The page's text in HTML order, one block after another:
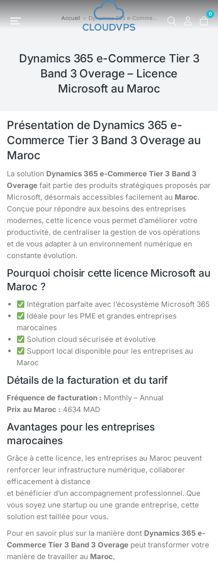
0
Vous êtes ici :Accueil Dynamics 365 e-Comme…
Dynamics 365 e-Commerce Tier 3
Band 3 Overage – Licence
Microsoft au Maroc
Présentation de Dynamics 365 e-
Commerce Tier 3 Band 3 Overage au
Maroc
La solution Dynamics 365 e-Commerce Tier 3 Band 3
Overage fait partie des produits stratégiques proposés par
Microsoft, désormais accessibles facilement au Maroc.
Conçue pour répondre aux besoins des entreprises
modernes, cette licence vous permet d’améliorer votre
productivité, de centraliser la gestion de vos opérations
et de vous adapter à un environnement numérique en
constante évolution.
Pourquoi choisir cette licence Microsoft au
Maroc ?
Intégration parfaite avec l’écosystème Microsoft 365
Idéale pour les PME et grandes entreprises
marocaines
Solution cloud sécurisée et évolutive
Support local disponible pour les entreprises au
Maroc
Détails de la facturation et du tarif
Fréquence de facturation : Monthly – Annual
Prix au Maroc : 4634 MAD
Avantages pour les entreprises
marocaines
Grâce à cette licence, les entreprises au Maroc peuvent
renforcer leur infrastructure numérique, collaborer
efficacement à distance
et bénéficier d’un accompagnement professionnel. Que
vous soyez une startup ou une grande entreprise, cette
solution est taillée pour vous.
Pour en savoir plus sur la manière dont Dynamics 365 e-
Commerce Tier 3 Band 3 Overage peut transformer votre
manière de travailler au Maroc,